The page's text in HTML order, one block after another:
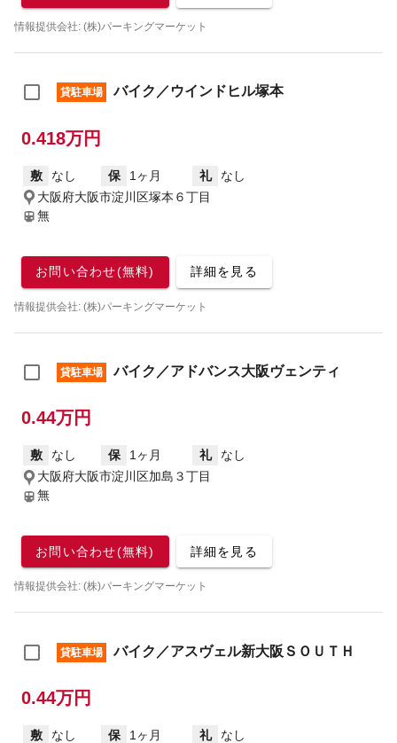
情報提供会社: (株)パーキングマーケット
貸駐車場 バイク／ウインドヒル塚本
0.418万円
敷 なし 保 1ヶ月 礼
なし
大阪府大阪市淀川区塚本６丁目
無
お問い合わせ(無料) 詳細を見る
情報提供会社: (株)パーキングマーケット
貸駐車場 バイク／アドバンス大阪ヴェンティ
0.44万円
敷 なし 保 1ヶ月 礼
なし
大阪府大阪市淀川区加島３丁目
無
お問い合わせ(無料) 詳細を見る
情報提供会社: (株)パーキングマーケット
貸駐車場 バイク／アスヴェル新大阪ＳＯＵＴＨ
0.44万円
敷 なし 保 1ヶ月 礼
なし